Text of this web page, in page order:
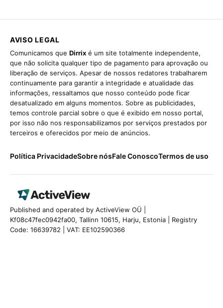
AVISO LEGAL
Comunicamos que Dirrix é um site totalmente independente,
que não solicita qualquer tipo de pagamento para aprovação ou
liberação de serviços. Apesar de nossos redatores trabalharem
continuamente para garantir a integridade e atualidade das
informações, ressaltamos que nosso conteúdo pode ficar
desatualizado em alguns momentos. Sobre as publicidades,
temos controle parcial sobre o que é exibido em nosso portal,
por isso não nos responsabilizamos por serviços prestados por
terceiros e oferecidos por meio de anúncios.
Política PrivacidadeSobre nósFale ConoscoTermos de uso
Published and operated by ActiveView OÜ |
Kf08c47fec0942fa00, Tallinn 10615, Harju, Estonia | Registry
Code: 16639782 | VAT: EE102590366